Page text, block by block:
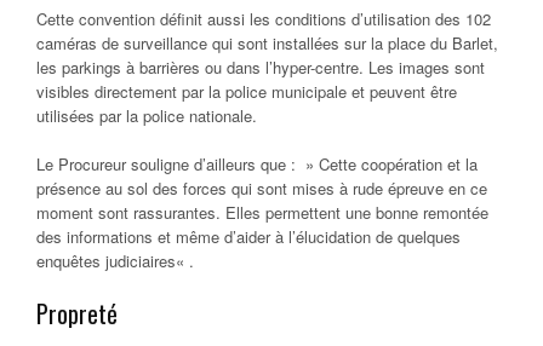
Cette convention définit aussi les conditions d’utilisation des 102
caméras de surveillance qui sont installées sur la place du Barlet,
les parkings à barrières ou dans l’hyper-centre. Les images sont
visibles directement par la police municipale et peuvent être
utilisées par la police nationale.
Le Procureur souligne d’ailleurs que : » Cette coopération et la
présence au sol des forces qui sont mises à rude épreuve en ce
moment sont rassurantes. Elles permettent une bonne remontée
des informations et même d’aider à l’élucidation de quelques
enquêtes judiciaires« .
Propreté